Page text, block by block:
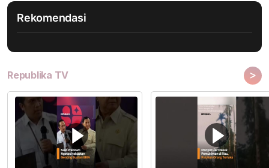
Rekomendasi
Republika TV >